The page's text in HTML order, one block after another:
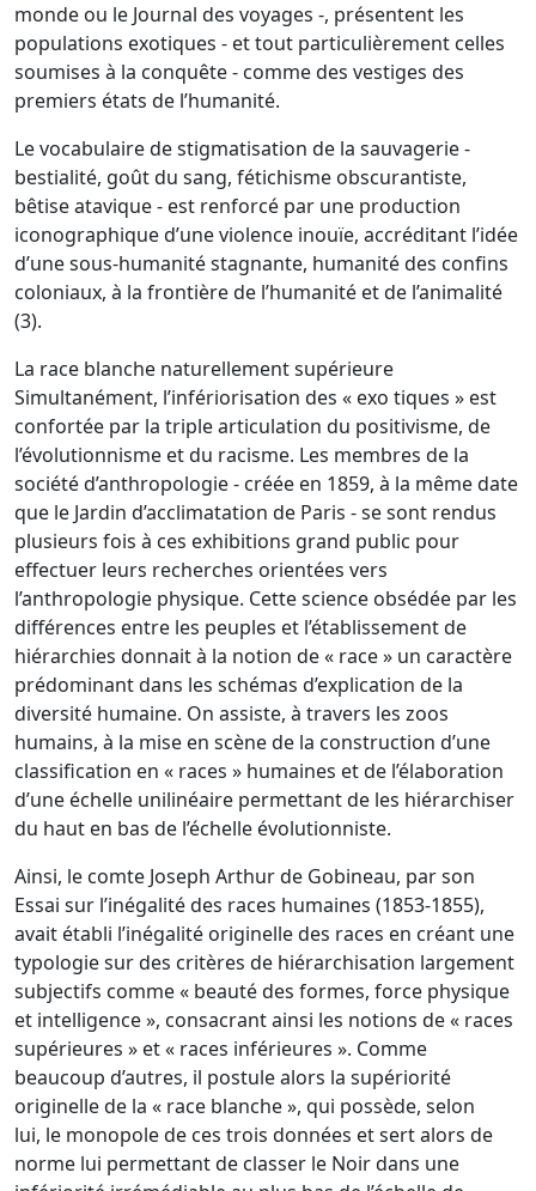
monde ou le Journal des voyages -, présentent les
populations exotiques - et tout particulièrement celles
soumises à la conquête - comme des vestiges des
premiers états de l’humanité.
Le vocabulaire de stigmatisation de la sauvagerie -
bestialité, goût du sang, fétichisme obscurantiste,
bêtise atavique - est renforcé par une production
iconographique d’une violence inouïe, accréditant l’idée
d’une sous-humanité stagnante, humanité des confins
coloniaux, à la frontière de l’humanité et de l’animalité
(3).
La race blanche naturellement supérieure
Simultanément, l’infériorisation des « exo tiques » est
confortée par la triple articulation du positivisme, de
l’évolutionnisme et du racisme. Les membres de la
société d’anthropologie - créée en 1859, à la même date
que le Jardin d’acclimatation de Paris - se sont rendus
plusieurs fois à ces exhibitions grand public pour
effectuer leurs recherches orientées vers
l’anthropologie physique. Cette science obsédée par les
différences entre les peuples et l’établissement de
hiérarchies donnait à la notion de « race » un caractère
prédominant dans les schémas d’explication de la
diversité humaine. On assiste, à travers les zoos
humains, à la mise en scène de la construction d’une
classification en « races » humaines et de l’élaboration
d’une échelle unilinéaire permettant de les hiérarchiser
du haut en bas de l’échelle évolutionniste.
Ainsi, le comte Joseph Arthur de Gobineau, par son
Essai sur l’inégalité des races humaines (1853-1855),
avait établi l’inégalité originelle des races en créant une
typologie sur des critères de hiérarchisation largement
subjectifs comme « beauté des formes, force physique
et intelligence », consacrant ainsi les notions de « races
supérieures » et « races inférieures ». Comme
beaucoup d’autres, il postule alors la supériorité
originelle de la « race blanche », qui possède, selon
lui, le monopole de ces trois données et sert alors de
norme lui permettant de classer le Noir dans une